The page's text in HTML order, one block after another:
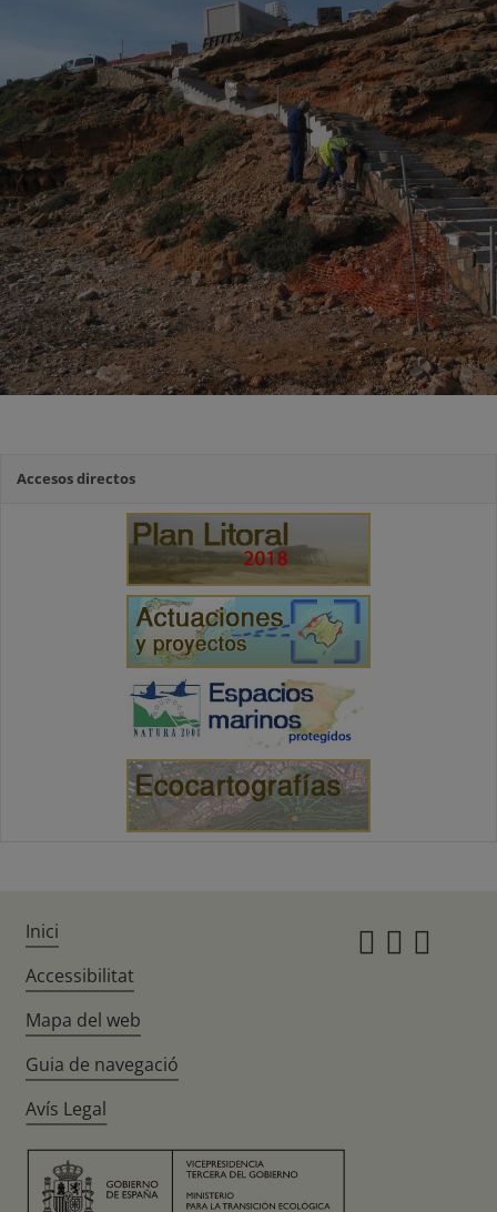
Accesos directos
Inici
Accessibilitat
Mapa del web
Guia de navegació
Avís Legal